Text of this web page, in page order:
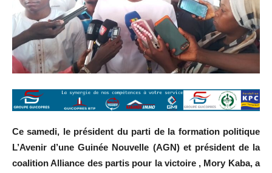
Ce samedi, le président du parti de la formation politique
L’Avenir d’une Guinée Nouvelle (AGN) et président de la
coalition Alliance des partis pour la victoire , Mory Kaba, a